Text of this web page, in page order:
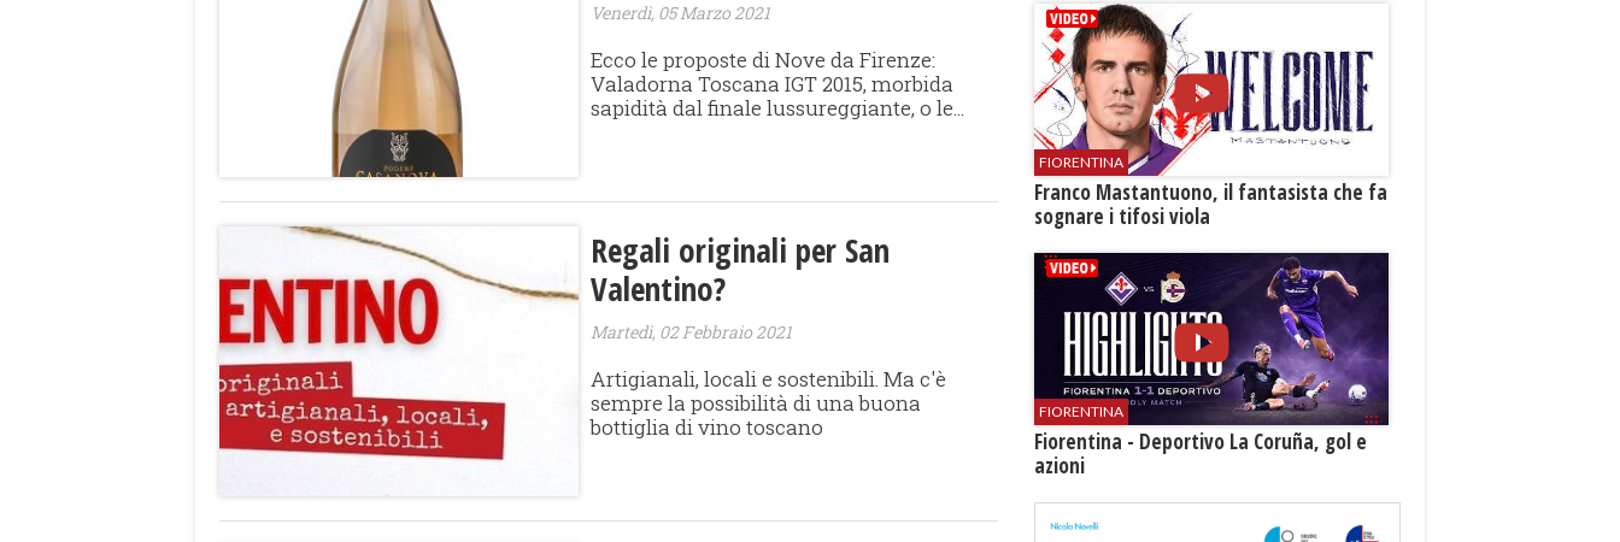
Venerdì, 05 Marzo 2021
​Ecco le proposte di Nove da Firenze:
Valadorna Toscana IGT 2015, morbida
sapidità dal finale lussureggiante, o le...
Regali originali per San
Valentino?
Martedì, 02 Febbraio 2021
Artigianali, locali e sostenibili. Ma c'è
sempre la possibilità di una buona
bottiglia di vino toscano
FIORENTINA
Franco Mastantuono, il fantasista che fa
sognare i tifosi viola
FIORENTINA
Fiorentina - Deportivo La Coruña, gol e
azioni